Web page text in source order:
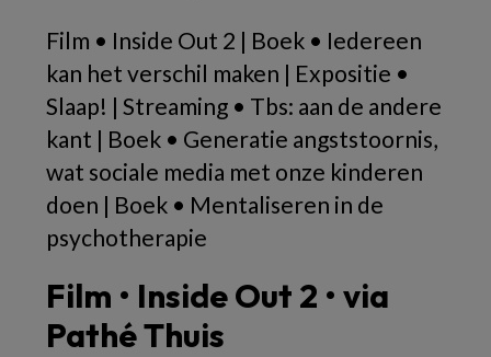
Film • Inside Out 2 | Boek • Iedereen
kan het verschil maken | Expositie •
Slaap! | Streaming • Tbs: aan de andere
kant | Boek • Generatie angststoornis,
wat sociale media met onze kinderen
doen | Boek • Mentaliseren in de
psychotherapie
Film • Inside Out 2 • via
Pathé Thuis